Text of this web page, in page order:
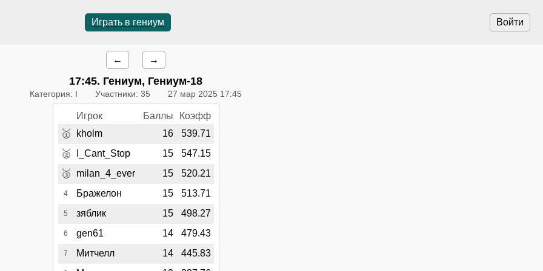
Войти
Играть в гениум
← →
17:45. Гениум, Гениум-18
Категория: I Участники: 35 27 мар 2025 17:45
Игрок Баллы Коэфф
🥇 kholm 16 539.71
🥈 I_Cant_Stop 15 547.15
🥉 milan_4_ever 15 520.21
4 Бражелон 15 513.71
5 зяблик 15 498.27
6 gen61 14 479.43
7 Митчелл 14 445.83